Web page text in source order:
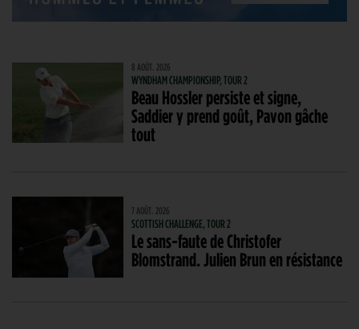
8 AOÛT. 2026
WYNDHAM CHAMPIONSHIP, TOUR 2
Beau Hossler persiste et signe,
Saddier y prend goût, Pavon gâche
tout
7 AOÛT. 2026
SCOTTISH CHALLENGE, TOUR 2
Le sans-faute de Christofer
Blomstrand. Julien Brun en résistance